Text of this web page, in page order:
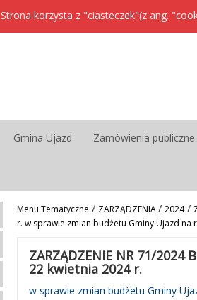
Strona korzysta z "ciasteczek"(z ang.
Gmina Ujazd Zamówienia publiczne
Menu Tematyczne / ZARZĄDZENIA/ 2024/
r. w sprawie zmian budżetu Gminy Ujazd na
ZARZĄDZENIE NR 71/2024
22 kwietnia 2024 r.
w sprawie zmian budżetu Gminy